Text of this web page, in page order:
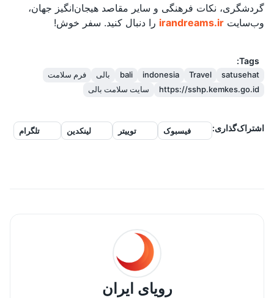
گردشگری، نکات فرهنگی و سایر مقاصد هیجان‌انگیز جهان،
وب‌سایت irandreams.ir را دنبال کنید. سفر خوش!
Tags:
satusehat
Travel
indonesia
bali بالی
فرم سلامت
https://sshp.kemkes.go.id
سایت سلامت بالی
اشتراک‌گذاری: فیسبوک توییتر لینکدین تلگرام
رویای ایران